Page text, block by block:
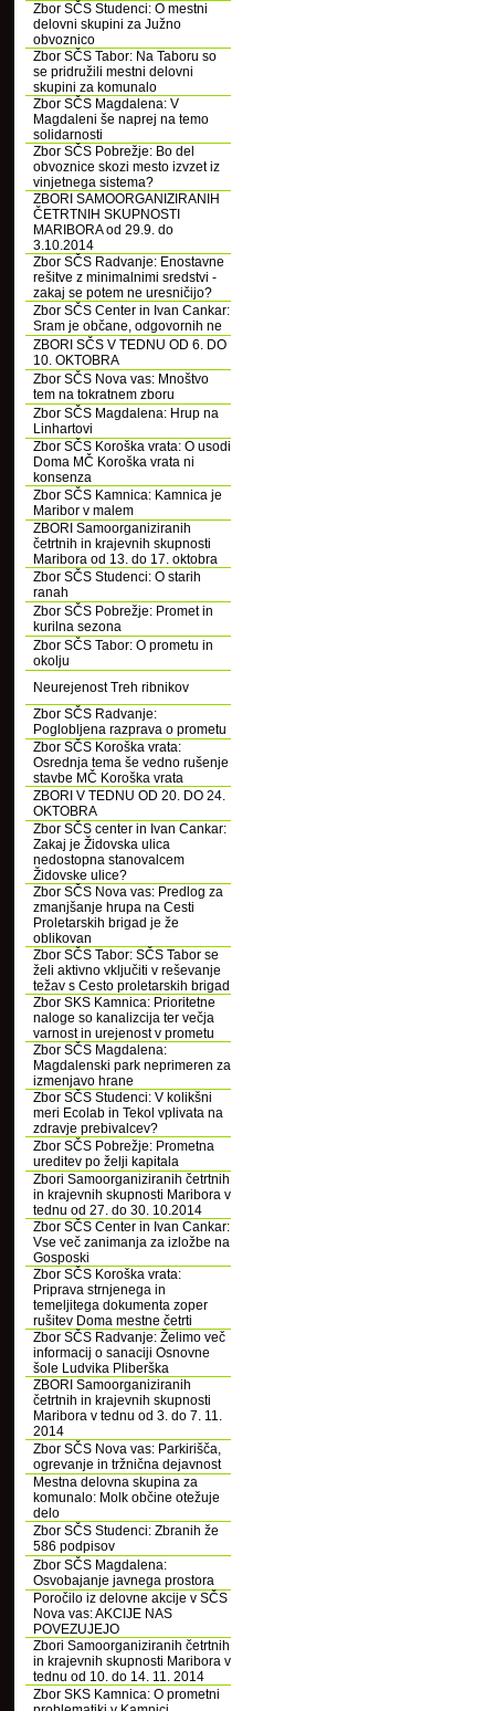
Zbor SČS Studenci: O mestni
delovni skupini za Južno
obvoznico
Zbor SČS Tabor: Na Taboru so
se pridružili mestni delovni
skupini za komunalo
Zbor SČS Magdalena: V
Magdaleni še naprej na temo
solidarnosti
Zbor SČS Pobrežje: Bo del
obvoznice skozi mesto izvzet iz
vinjetnega sistema?
ZBORI SAMOORGANIZIRANIH
ČETRTNIH SKUPNOSTI
MARIBORA od 29.9. do
3.10.2014
Zbor SČS Radvanje: Enostavne
rešitve z minimalnimi sredstvi -
zakaj se potem ne uresničijo?
Zbor SČS Center in Ivan Cankar:
Sram je občane, odgovornih ne
ZBORI SČS V TEDNU OD 6. DO
10. OKTOBRA
Zbor SČS Nova vas: Mnoštvo
tem na tokratnem zboru
Zbor SČS Magdalena: Hrup na
Linhartovi
Zbor SČS Koroška vrata: O usodi
Doma MČ Koroška vrata ni
konsenza
Zbor SČS Kamnica: Kamnica je
Maribor v malem
ZBORI Samoorganiziranih
četrtnih in krajevnih skupnosti
Maribora od 13. do 17. oktobra
Zbor SČS Studenci: O starih
ranah
Zbor SČS Pobrežje: Promet in
kurilna sezona
Zbor SČS Tabor: O prometu in
okolju
Neurejenost Treh ribnikov
Zbor SČS Radvanje:
Poglobljena razprava o prometu
Zbor SČS Koroška vrata:
Osrednja tema še vedno rušenje
stavbe MČ Koroška vrata
ZBORI V TEDNU OD 20. DO 24.
OKTOBRA
Zbor SČS center in Ivan Cankar:
Zakaj je Židovska ulica
nedostopna stanovalcem
Židovske ulice?
Zbor SČS Nova vas: Predlog za
zmanjšanje hrupa na Cesti
Proletarskih brigad je že
oblikovan
Zbor SČS Tabor: SČS Tabor se
želi aktivno vključiti v reševanje
težav s Cesto proletarskih brigad
Zbor SKS Kamnica: Prioritetne
naloge so kanalizcija ter večja
varnost in urejenost v prometu
Zbor SČS Magdalena:
Magdalenski park neprimeren za
izmenjavo hrane
Zbor SČS Studenci: V kolikšni
meri Ecolab in Tekol vplivata na
zdravje prebivalcev?
Zbor SČS Pobrežje: Prometna
ureditev po želji kapitala
Zbori Samoorganiziranih četrtnih
in krajevnih skupnosti Maribora v
tednu od 27. do 30. 10.2014
Zbor SČS Center in Ivan Cankar:
Vse več zanimanja za izložbe na
Gosposki
Zbor SČS Koroška vrata:
Priprava strnjenega in
temeljitega dokumenta zoper
rušitev Doma mestne četrti
Zbor SČS Radvanje: Želimo več
informacij o sanaciji Osnovne
šole Ludvika Pliberška
ZBORI Samoorganiziranih
četrtnih in krajevnih skupnosti
Maribora v tednu od 3. do 7. 11.
2014
Zbor SČS Nova vas: Parkirišča,
ogrevanje in tržnična dejavnost
Mestna delovna skupina za
komunalo: Molk občine otežuje
delo
Zbor SČS Studenci: Zbranih že
586 podpisov
Zbor SČS Magdalena:
Osvobajanje javnega prostora
Poročilo iz delovne akcije v SČS
Nova vas: AKCIJE NAS
POVEZUJEJO
Zbori Samoorganiziranih četrtnih
in krajevnih skupnosti Maribora v
tednu od 10. do 14. 11. 2014
Zbor SKS Kamnica: O prometni